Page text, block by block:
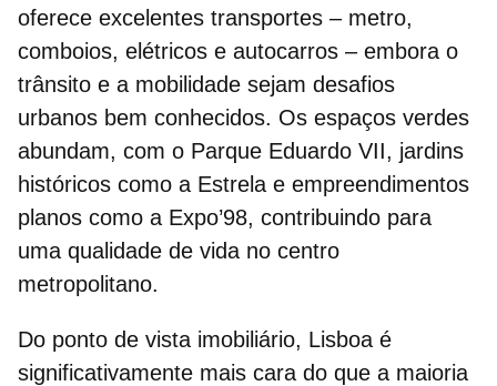
oferece excelentes transportes – metro,
comboios, elétricos e autocarros – embora o
trânsito e a mobilidade sejam desafios
urbanos bem conhecidos. Os espaços verdes
abundam, com o Parque Eduardo VII, jardins
históricos como a Estrela e empreendimentos
planos como a Expo’98, contribuindo para
uma qualidade de vida no centro
metropolitano.
Do ponto de vista imobiliário, Lisboa é
significativamente mais cara do que a maioria